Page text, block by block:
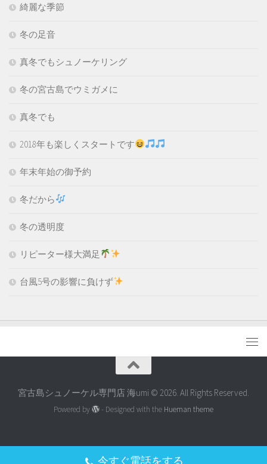
綺麗な季節
冬の足音
真冬でもシュノーケリング
冬の宮古島でウミガメに
真冬でも
2018年も楽しくスタートです
年末年始の御予約
冬だから
冬の透明度
リピーター様大満足
台風5号の影響に負けず
宮古島シュノーケル専門店 海umi © 2026. All Rights Reserved.
Powered by - Designed with the Hueman theme
今すぐ電話をする